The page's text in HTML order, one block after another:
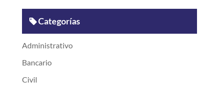
Categorías
Administrativo
Bancario
Civil